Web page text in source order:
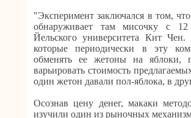
"Эксперимент заключался в том,
обнаруживает там мисочку с
Йельского университета Кит
которые периодически в эту
обменять ее жетоны на
варьировать стоимость
один жетон давали пол-яблока, в
Осознав цену денег, макаки
изучили один из рыночных